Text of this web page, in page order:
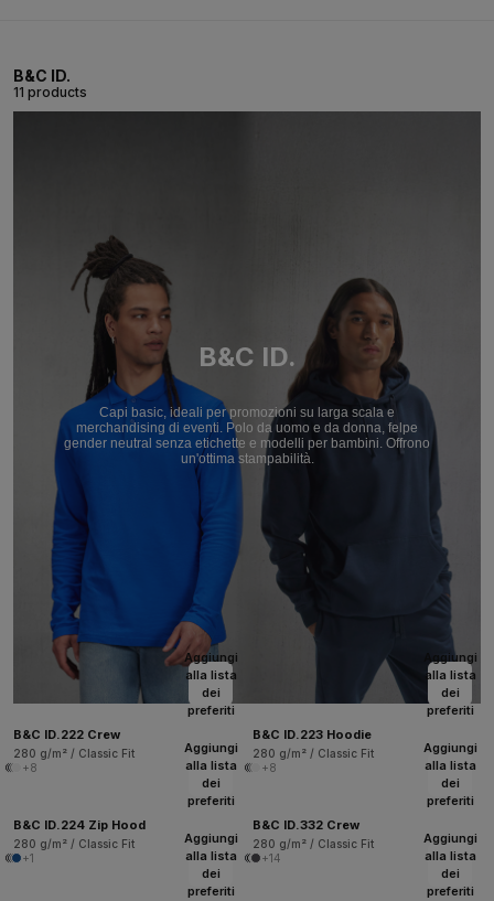
B&C ID.
11 products
B&C ID.
Capi basic, ideali per promozioni su larga scala e
merchandising di eventi. Polo da uomo e da donna, felpe
gender neutral senza etichette e modelli per bambini. Offrono
un'ottima stampabilità.
Aggiungi
alla lista
dei
preferiti
B&C ID.222 Crew
280 g/m² / Classic Fit
+8
Aggiungi
alla lista
dei
preferiti
B&C ID.223 Hoodie
280 g/m² / Classic Fit
+8
Aggiungi
alla lista
dei
preferiti
B&C ID.224 Zip Hood
280 g/m² / Classic Fit
+1
Aggiungi
alla lista
dei
preferiti
B&C ID.332 Crew
280 g/m² / Classic Fit
+14
Aggiungi
alla lista
dei
preferiti
Aggiungi
alla lista
dei
preferiti